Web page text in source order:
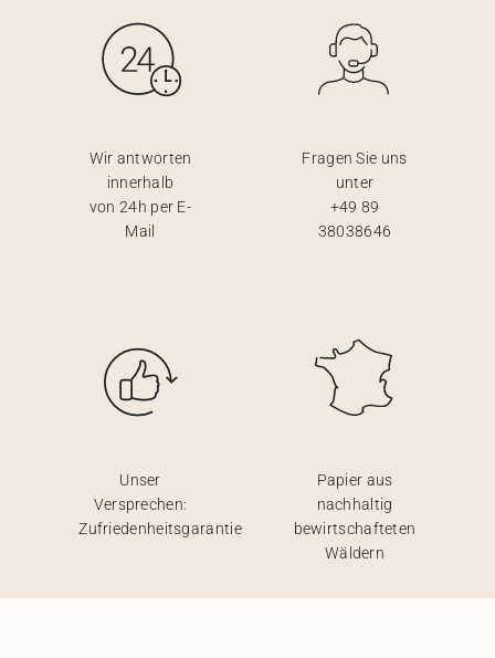
Wir antworten
innerhalb
von 24h per E-
Mail
Fragen Sie uns
unter
+49 89
38038646
Unser
Versprechen:
Zufriedenheitsgarantie
Papier aus
nachhaltig
bewirtschafteten
Wäldern